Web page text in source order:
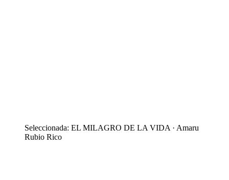
Seleccionada: EL MILAGRO DE LA VIDA · Amaru
Rubio Rico